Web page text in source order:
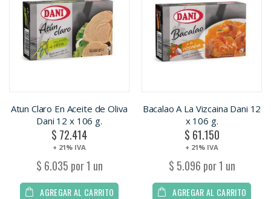
Atun Claro En Aceite de Oliva
Dani 12 x 106 g.
$ 72.414
+ 21% IVA
$ 6.035 por 1 un
AGREGAR AL CARRITO
Bacalao A La Vizcaina Dani 12
x 106 g.
$ 61.150
+ 21% IVA
$ 5.096 por 1 un
AGREGAR AL CARRITO